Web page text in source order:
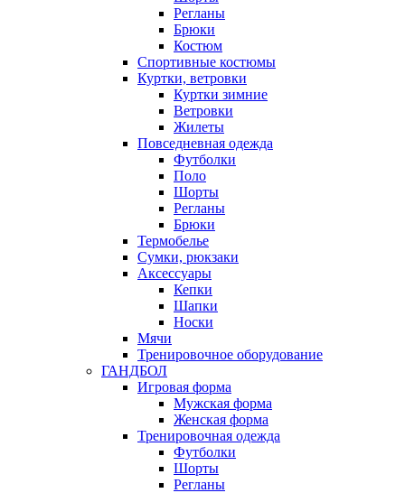
Регланы
Брюки
Костюм
Спортивные костюмы
Куртки, ветровки
Куртки зимние
Ветровки
Жилеты
Повседневная одежда
Футболки
Поло
Шорты
Регланы
Брюки
Термобелье
Сумки, рюкзаки
Аксессуары
Кепки
Шапки
Носки
Мячи
Тренировочное оборудование
ГАНДБОЛ
Игровая форма
Мужская форма
Женская форма
Тренировочная одежда
Футболки
Шорты
Регланы